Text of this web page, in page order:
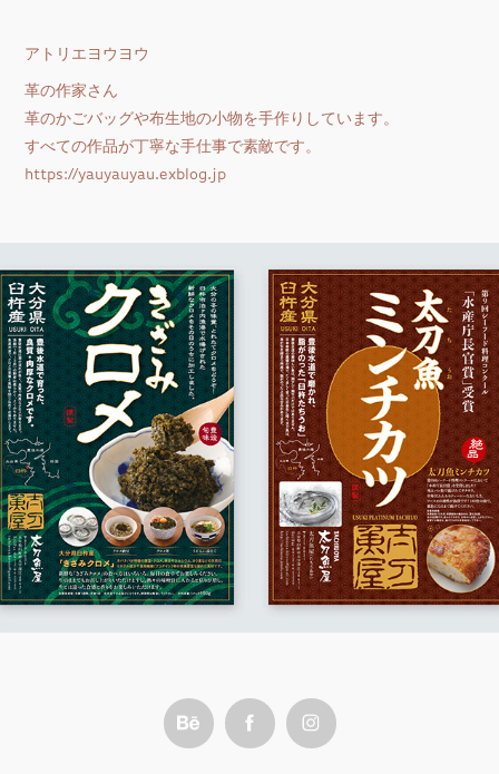
アトリエヨウヨウ
革の作家さん
革のかごバッグや布生地の小物を手作りしています。
すべての作品が丁寧な手仕事で素敵です。
https://yauyauyau.exblog.jp